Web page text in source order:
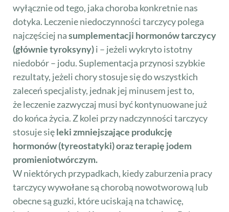
wyłącznie od tego, jaka choroba konkretnie nas
dotyka. Leczenie niedoczynności tarczycy polega
najczęściej nasumplementacji hormonów tarczycy
(głównie tyroksyny)i – jeżeli wykryto istotny
niedobór – jodu. Suplementacja przynosi szybkie
rezultaty, jeżeli chory stosuje się do wszystkich
zaleceń specjalisty, jednak jej minusem jest to,
że leczenie zazwyczaj musi być kontynuowane już
do końca życia. Z kolei przy nadczynności tarczycy
stosuje sięleki zmniejszające produkcję
hormonów (tyreostatyki) oraz terapię jodem
promieniotwórczym.
W niektórych przypadkach, kiedy zaburzenia pracy
tarczycy wywołane są chorobą nowotworową lub
obecne są guzki, które uciskają na tchawicę,